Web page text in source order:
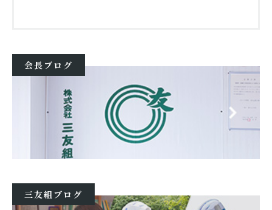
会長ブログ
三友組ブログ